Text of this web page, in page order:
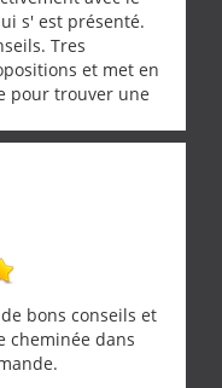
s' est présenté.
Tres
et met en
pour trouver une
ce qui
de leur métier.
bons conseils et
cheminée dans